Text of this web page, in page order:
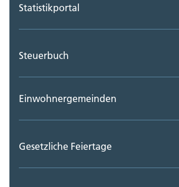
Statistikportal
Steuerbuch
Einwohnergemeinden
Gesetzliche Feiertage